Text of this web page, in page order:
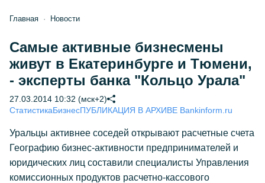
Главная Новости
Самые активные бизнесмены
живут в Екатеринбурге и Тюмени,
- эксперты банка "Кольцо Урала"
27.03.2014 10:32 (мск+2)
СтатистикаБизнесПУБЛИКАЦИЯ В АРХИВЕ Bankinform.ru
Уральцы активнее соседей открывают расчетные счета
Географию бизнес-активности предпринимателей и
юридических лиц составили специалисты Управления
комиссионных продуктов расчетно-кассового